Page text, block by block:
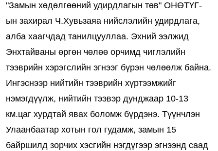
"Замын хөдөлгөөний удирдлагын төв" ОНӨТҮГ-
ын захирал Ч.Хувьзаяа нийслэлийн удирдлага,
алба хаагчдад танилцууллаа. Эхний ээлжид
Энхтайваны өргөн чөлөө орчимд чиглэлийн
тээврийн хэрэгслийн эгнээг бүрэн чөлөөлж байна.
Ингэснээр нийтийн тээврийн хүртээмжийг
нэмэгдүүлж, нийтийн тээвэр дунджаар 10-13
км.цаг хурдтай явах боломж бүрдэнэ. Түүнчлэн
Улаанбаатар хотын гол гудамж, замын 15
байршилд зорчих хэсгийн нэгдүгээр эгнээнд саад